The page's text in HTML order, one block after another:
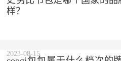
样？
2023-08-15